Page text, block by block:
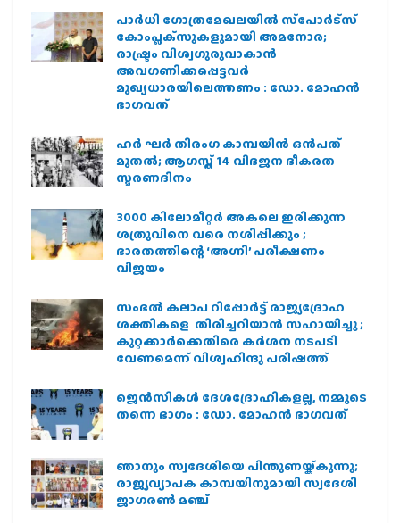
പാര്‍ധി ഗോത്രമേഖലയില്‍ സ്‌പോര്‍ട്‌സ്
കോംപ്ലക്‌സുകളുമായി അമനോര;
രാഷ്ട്രം വിശ്വഗുരുവാകാന്‍
അവഗണിക്കപ്പെട്ടവര്‍
മുഖ്യധാരയിലെത്തണം : ഡോ. മോഹന്‍
ഭാഗവത്
ഹര്‍ ഘര്‍ തിരംഗ കാമ്പയിന്‍ ഒന്‍പത്
മുതല്‍; ആഗസ്ത് 14 വിഭജന ഭീകരത
സ്മരണദിനം
3000 കിലോമീറ്റർ അകലെ ഇരിക്കുന്ന
ശത്രുവിനെ വരെ നശിപ്പിക്കും ;
ഭാരതത്തിന്റെ ‘അഗ്നി’ പരീക്ഷണം
വിജയം
സംഭൽ കലാപ റിപ്പോർട്ട് രാജ്യദ്രോഹ
ശക്തികളെ തിരിച്ചറിയാൻ സഹായിച്ചു ;
കുറ്റക്കാർക്കെതിരെ കർശന നടപടി
വേണമെന്ന് വിശ്വഹിന്ദു പരിഷത്ത്
ജെന്‍സികള്‍ ദേശദ്രോഹികളല്ല, നമ്മുടെ
തന്നെ ഭാഗം : ഡോ. മോഹന്‍ ഭാഗവത്
ഞാനും സ്വദേശിയെ പിന്തുണയ്ക്കുന്നു;
രാജ്യവ്യാപക കാമ്പയിനുമായി സ്വദേശി
ജാഗരണ്‍ മഞ്ച്